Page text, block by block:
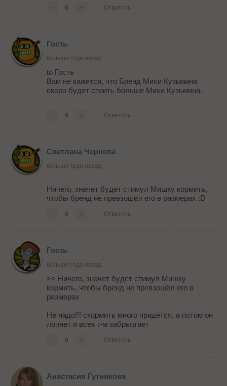
0 Ответить
Гость
больше года назад
to Гость
Вам не кажется, что Бренд Михи Кузьмина
скоро будет стоить больше Михи Кузьмина.
0 Ответить
Светлана Чернева
больше года назад
Ничего, значет будет стимул Мишку кормить,
чтобы бренд не превзошёл его в размерах :D
0 Ответить
Гость
больше года назад
>> Ничего, значет будет стимул Мишку
кормить, чтобы бренд не превзошёл его в
размерах
Не надо!!! скормить много придётся, а потом он
лопнет и всех г-м забрызгает
0 Ответить
Анастасия Гутникова